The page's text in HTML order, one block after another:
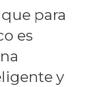
para
es
y